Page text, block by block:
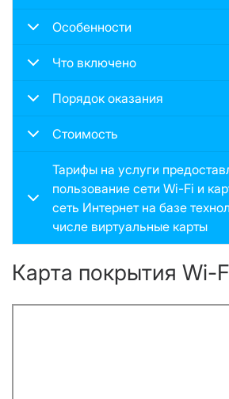
Особенности
Что включено
Порядок оказания
Стоимость
Тарифы на услуги
пользование сети Wi-Fi и
сеть Интернет на базе
числе виртуальные карты
Карта покрытия Wi-